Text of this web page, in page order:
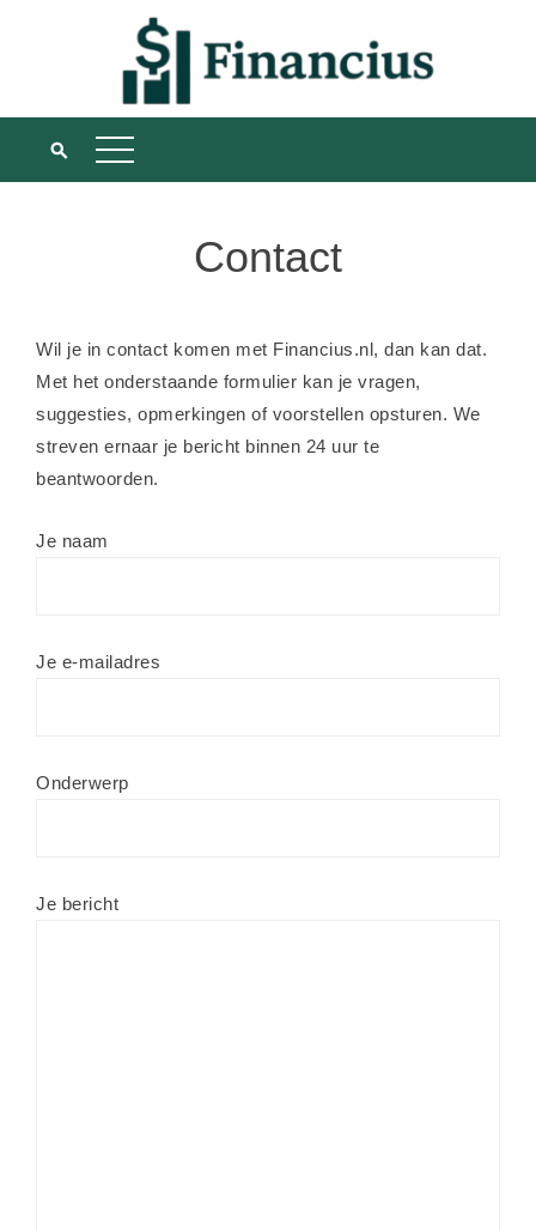
Contact
Wil je in contact komen met Financius.nl, dan kan dat.
Met het onderstaande formulier kan je vragen,
suggesties, opmerkingen of voorstellen opsturen. We
streven ernaar je bericht binnen 24 uur te
beantwoorden.
Je naam
Je e-mailadres
Onderwerp
Je bericht